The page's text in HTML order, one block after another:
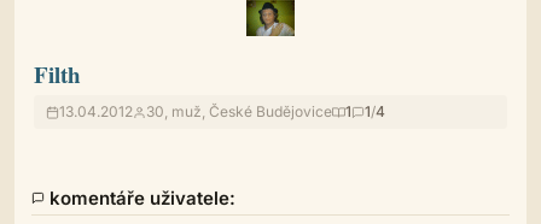
Filth
13.04.2012 30, muž, České Budějovice 1 1/4
komentáře uživatele: